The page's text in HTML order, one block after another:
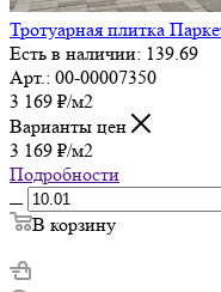
Тротуарная плитка
Есть в наличии: 139.69
Арт.: 00-00007350
3 169 ₽/м2
Варианты цен
3 169 ₽/м2
Подробности
В корзину